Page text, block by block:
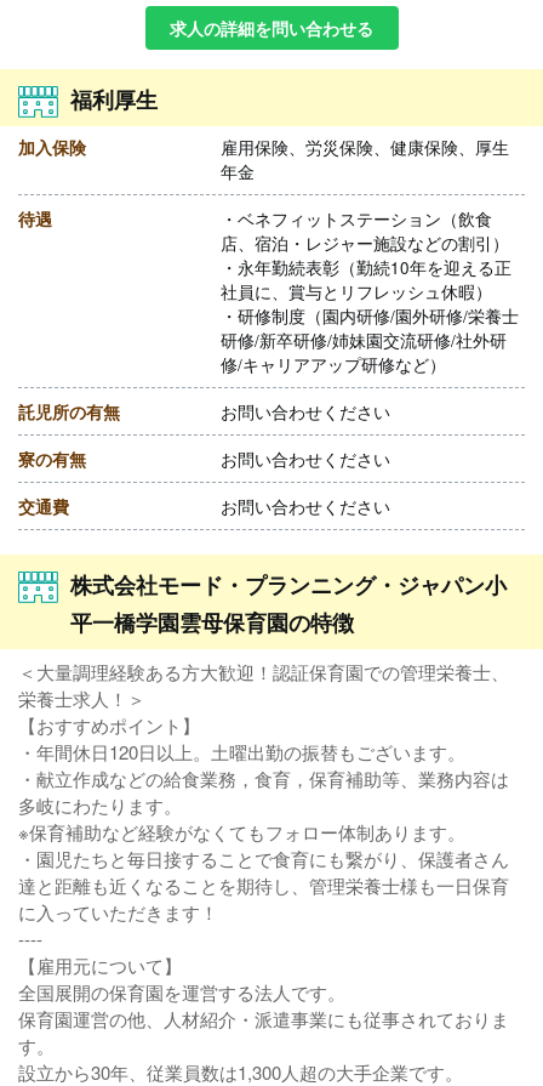
求人の詳細を問い合わせる
福利厚生
加入保険
雇用保険、労災保険、健康保険、厚生
年金
待遇
・ベネフィットステーション（飲食
店、宿泊・レジャー施設などの割引）
・永年勤続表彰（勤続10年を迎える正
社員に、賞与とリフレッシュ休暇）
・研修制度（園内研修/園外研修/栄養士
研修/新卒研修/姉妹園交流研修/社外研
修/キャリアアップ研修など）
託児所の有無 お問い合わせください
寮の有無 お問い合わせください
交通費 お問い合わせください
株式会社モード・プランニング・ジャパン小
平一橋学園雲母保育園の特徴
＜大量調理経験ある方大歓迎！認証保育園での管理栄養士、
栄養士求人！＞
【おすすめポイント】
・年間休日120日以上。土曜出勤の振替もございます。
・献立作成などの給食業務，食育，保育補助等、業務内容は
多岐にわたります。
※保育補助など経験がなくてもフォロー体制あります。
・園児たちと毎日接することで食育にも繋がり、保護者さん
達と距離も近くなることを期待し、管理栄養士様も一日保育
に入っていただきます！
----
【雇用元について】
全国展開の保育園を運営する法人です。
保育園運営の他、人材紹介・派遣事業にも従事されておりま
す。
設立から30年、従業員数は1,300人超の大手企業です。